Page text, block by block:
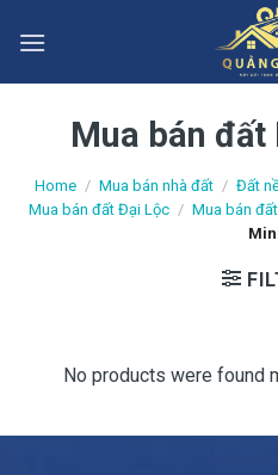
Mua bán đất
Home / Mua bán nhà đất / Đất
Mua bán đất Đại Lộc / Mua bán
No products were found